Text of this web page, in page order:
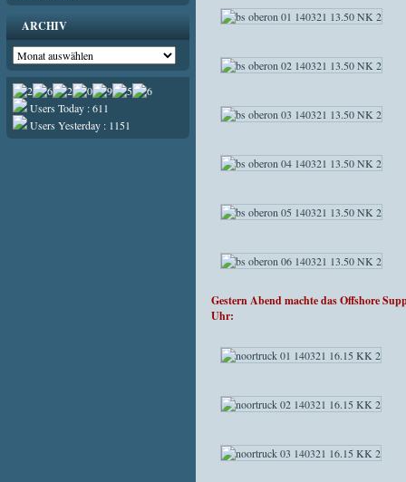
ARCHIV
Archiv
Users Today : 611
Users Yesterday : 1151
Gestern Abend machte das Offshore
Uhr: